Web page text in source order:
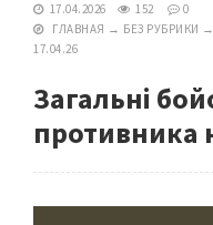
17.04.2026 152
0
ГЛАВНАЯ → БЕЗ РУБРИКИ →
17.04.26
Загальні
противника